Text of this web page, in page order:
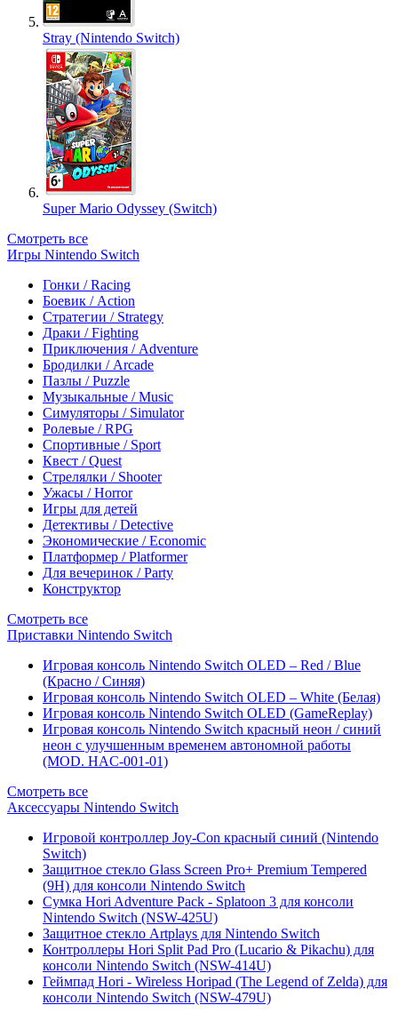
Stray (Nintendo Switch)
Super Mario Odyssey (Switch)
Смотреть все
Игры Nintendo Switch
Гонки / Racing
Боевик / Action
Стратегии / Strategy
Драки / Fighting
Приключения / Adventure
Бродилки / Arcade
Пазлы / Puzzle
Музыкальные / Music
Симуляторы / Simulator
Ролевые / RPG
Спортивные / Sport
Квест / Quest
Стрелялки / Shooter
Ужасы / Horror
Игры для детей
Детективы / Detective
Экономические / Economic
Платформер / Platformer
Для вечеринок / Party
Конструктор
Смотреть все
Приставки Nintendo Switch
Игровая консоль Nintendo Switch OLED – Red / Blue
(Красно / Синяя)
Игровая консоль Nintendo Switch OLED – White (Белая)
Игровая консоль Nintendo Switch OLED (GameReplay)
Игровая консоль Nintendo Switch красный неон / синий
неон с улучшенным временем автономной работы
(MOD. HAC-001-01)
Смотреть все
Аксессуары Nintendo Switch
Игровой контроллер Joy-Con красный синий (Nintendo
Switch)
Защитное стекло Glass Screen Pro+ Premium Tempered
(9H) для консоли Nintendo Switch
Сумка Hori Adventure Pack - Splatoon 3 для консоли
Nintendo Switch (NSW-425U)
Защитное стекло Artplays для Nintendo Switch
Контроллеры Hori Split Pad Pro (Lucario & Pikachu) для
консоли Nintendo Switch (NSW-414U)
Геймпад Hori - Wireless Horipad (The Legend of Zelda) для
консоли Nintendo Switch (NSW-479U)